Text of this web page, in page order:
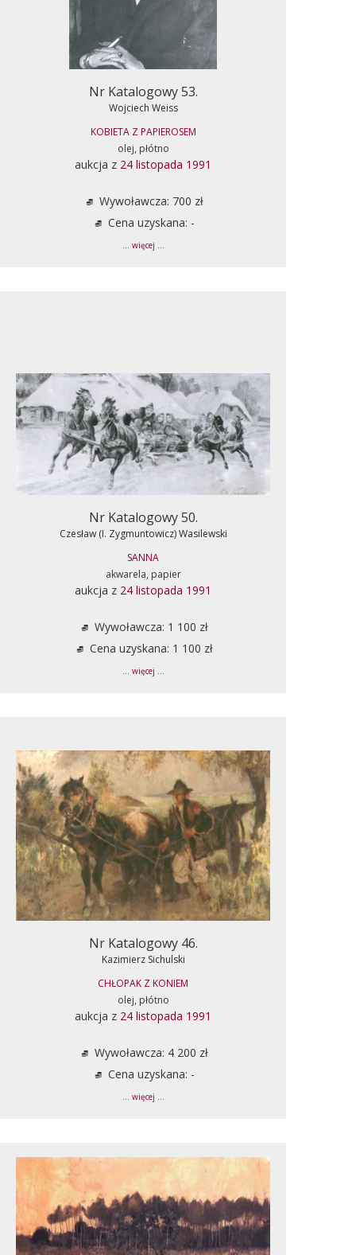
Nr Katalogowy 53.
Wojciech Weiss
KOBIETA Z PAPIEROSEM
olej, płótno
aukcja z 24 listopada 1991
Wywoławcza: 700 zł
Cena uzyskana: -
... więcej ...
Nr Katalogowy 50.
Czesław (I. Zygmuntowicz) Wasilewski
SANNA
akwarela, papier
aukcja z 24 listopada 1991
Wywoławcza: 1 100 zł
Cena uzyskana: 1 100 zł
... więcej ...
Nr Katalogowy 46.
Kazimierz Sichulski
CHŁOPAK Z KONIEM
olej, płótno
aukcja z 24 listopada 1991
Wywoławcza: 4 200 zł
Cena uzyskana: -
... więcej ...